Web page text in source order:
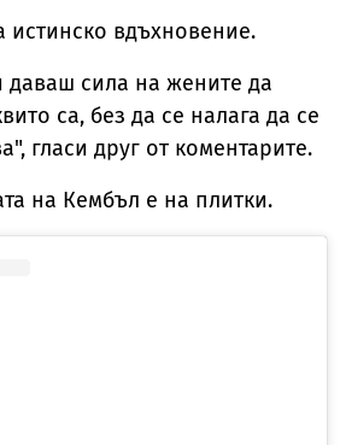
истинско вдъхновение.
даваш сила на жените да
са, без да се налага да се
гласи друг от коментарите.
на Кембъл е на плитки.